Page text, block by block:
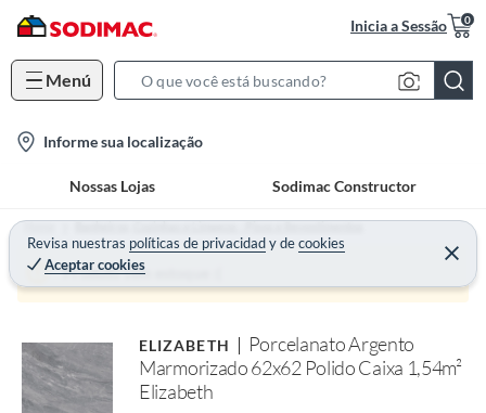
Inicia a Sessão 0
Menú
S
c
h
B
r
a
o
Informe sua localização
Nossas Lojas Sodimac Constructor
Revisa nuestras políticas de privacidadydecookies
Aceptar cookies
Home Banheiros, Cozinhas e Limpeza - Pisos e Revestimentos
Produto sem estoque :(
ELIZABETH
Porcelanato Argento
Marmorizado 62x62 Polido Caixa 1,54m²
Elizabeth